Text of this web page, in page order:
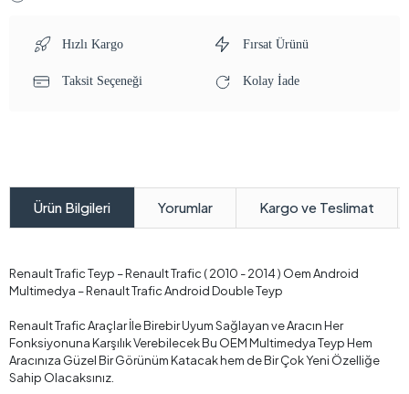
Hızlı Kargo Fırsat Ürünü
Taksit Seçeneği Kolay İade
Ürün Bilgileri Yorumlar Kargo ve Teslimat
Renault Trafic Teyp – Renault Trafic ( 2010 - 2014 ) Oem Android
Multimedya – Renault Trafic Android Double Teyp
Renault Trafic Araçlar İle Birebir Uyum Sağlayan ve Aracın Her
Fonksiyonuna Karşılık Verebilecek Bu OEM Multimedya Teyp Hem
Aracınıza Güzel Bir Görünüm Katacak hem de Bir Çok Yeni Özelliğe
Sahip Olacaksınız.